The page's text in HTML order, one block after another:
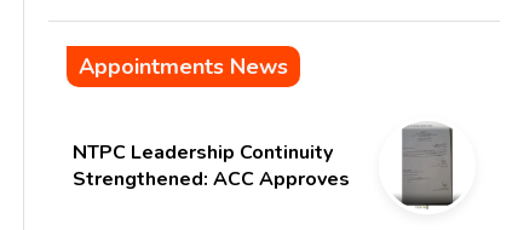
Appointments News
NTPC Leadership Continuity
Strengthened: ACC Approves